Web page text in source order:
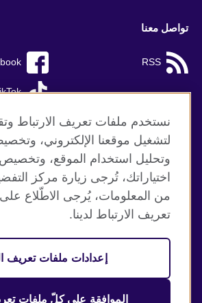
تواصل معنا
RSS
موقع المجلس الثقافي البريطاني العالمي
الخصوصية وشروط الاستخدام
ملفات تعريف الإرتباط
خريطة الموقع
منظمة المملكة المتحدة الدولية للعلاقات
نستخدم ملفات تعريف الارتباط
لتشغيل موقعنا الإلكتروني،
وتحليل استخدام الموقع، وتخصيص
اختياراتك، تُرجى زيارة مركز
من المعلومات، يُرجى الاطّلاع
تعريف الارتباط لدينا.
إعدادات ملفات تعريف
الموافقة على كلّ ملفات